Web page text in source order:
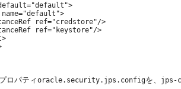
default="default">
name="default">
ref="credstore"/>
ref="keystore"/>
ロパティoracle.security.jps.configを、 jps-